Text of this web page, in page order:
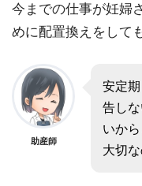
今までの仕事が妊婦
めに配置換えをして
助産師
安定
告し
いか
大切